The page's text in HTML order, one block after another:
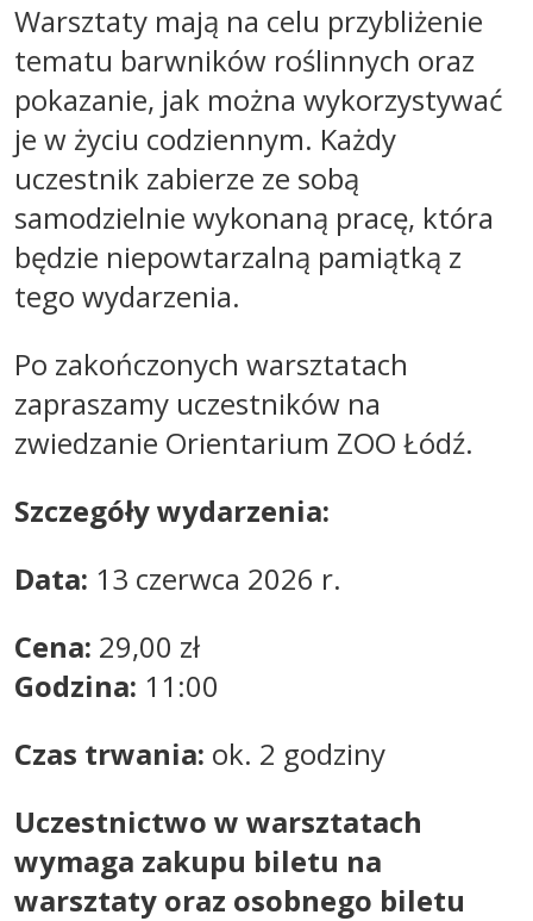
Warsztaty mają na celu przybliżenie
tematu barwników roślinnych oraz
pokazanie, jak można wykorzystywać
je w życiu codziennym. Każdy
uczestnik zabierze ze sobą
samodzielnie wykonaną pracę, która
będzie niepowtarzalną pamiątką z
tego wydarzenia.
Po zakończonych warsztatach
zapraszamy uczestników na
zwiedzanie Orientarium ZOO Łódź.
Szczegóły wydarzenia:
Data: 13 czerwca 2026 r.
Cena: 29,00 zł
Godzina: 11:00
Czas trwania: ok. 2 godziny
Uczestnictwo w warsztatach
wymaga zakupu biletu na
warsztaty oraz osobnego biletu